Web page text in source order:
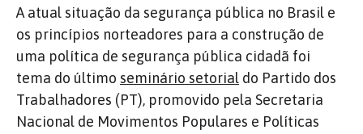
A atual situação da segurança pública no Brasil e
os princípios norteadores para a construção de
uma política de segurança pública cidadã foi
tema do último seminário setorial do Partido dos
Trabalhadores (PT), promovido pela Secretaria
Nacional de Movimentos Populares e Políticas